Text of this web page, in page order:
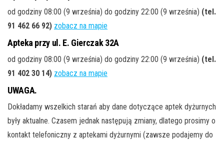
od godziny 08:00 (9 września) do godziny 22:00 (9 września) (tel.
91 462 66 92) zobacz na mapie
Apteka przy ul. E. Gierczak 32A
od godziny 08:00 (9 września) do godziny 22:00 (9 września) (tel.
91 402 30 14) zobacz na mapie
UWAGA.
Dokładamy wszelkich starań aby dane dotyczące aptek dyżurnych
były aktualne. Czasem jednak następują zmiany, dlatego prosimy o
kontakt telefoniczny z aptekami dyżurnymi (zawsze podajemy do